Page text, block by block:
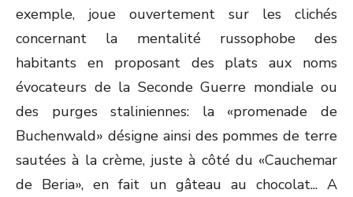
exemple, joue ouvertement sur les clichés
concernant la mentalité russophobe des
habitants en proposant des plats aux noms
évocateurs de la Seconde Guerre mondiale ou
des purges staliniennes: la «promenade de
Buchenwald» désigne ainsi des pommes de terre
sautées à la crème, juste à côté du «Cauchemar
de Beria», en fait un gâteau au chocolat... A